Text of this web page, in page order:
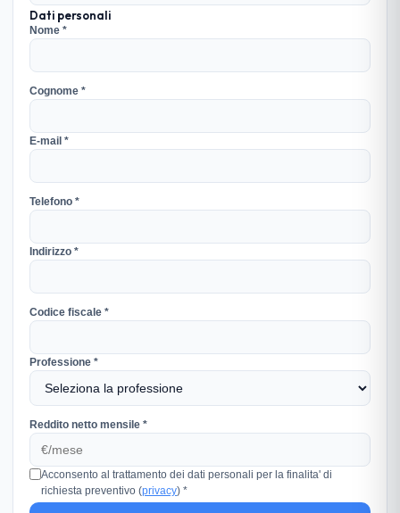
Dati personali
Nome *
Cognome *
E-mail *
Telefono *
Indirizzo *
Codice fiscale *
Professione *
Reddito netto mensile *
Acconsento al trattamento dei dati personali per la finalita' di
richiesta preventivo (privacy) *